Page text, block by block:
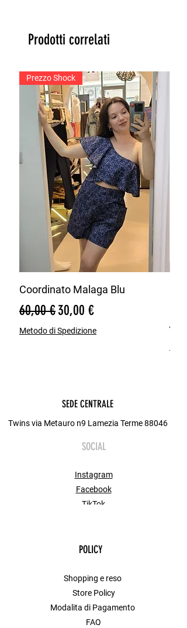
Prodotti correlati
Prezzo Shock
Coordinato Malaga Blu
Prezzo regolare
60,00 €Prezzo scontato
30,00 €
Metodo di Spedizione
SEDE CENTRALE
Twins via Metauro n9 Lamezia Terme 88046
SOCIAL
Instagram
Facebook
TikTok
POLICY
Shopping e reso
Store Policy
Modalita di Pagamento
FAQ